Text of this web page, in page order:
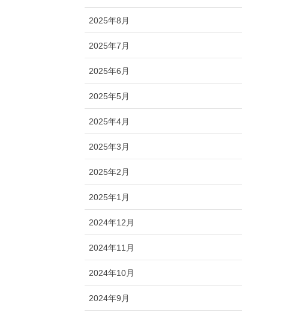
2025年8月
2025年7月
2025年6月
2025年5月
2025年4月
2025年3月
2025年2月
2025年1月
2024年12月
2024年11月
2024年10月
2024年9月